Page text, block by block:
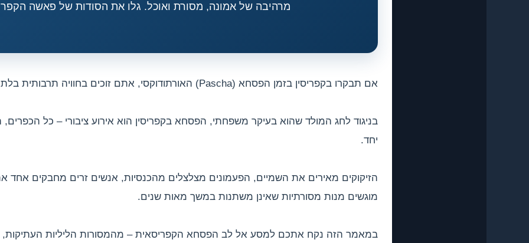
מרהיבה של אמונה, מסורת ואוכל. גלו את הסודות של פאשה
אם תבקרו בקפריסין בזמן הפסחא (Pascha) האורתודוקסי, אתם זוכים בחוויה תרבותית בלתי נשכחת.
בניגוד לחג המולד שהוא בעיקר משפחתי, הפסחא בקפריסין הוא אירוע ציבורי – כל הכפרים,
יחד.
הזיקוקים מאירים את השמיים, הפעמונים מצלצלים מהכנסיות, אנשים זרים מחבקים אחד
מוגשים מנות מסורתיות שאינן משתנות במשך מאות שנים.
במאמר הזה נקח אתכם למסע אל לב הפסחא הקפריסאית – מהמסורות הליליות העתיקות,